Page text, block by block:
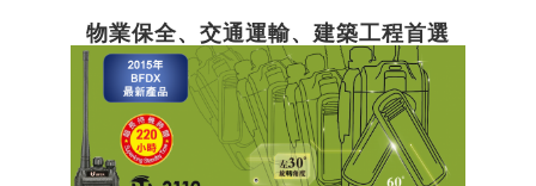
物業保全、交通運輸、建築工程首選